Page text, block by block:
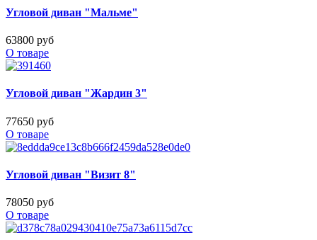
Угловой диван "Мальме"
63800 руб
О товаре
Угловой диван "Жардин 3"
77650 руб
О товаре
Угловой диван "Визит 8"
78050 руб
О товаре